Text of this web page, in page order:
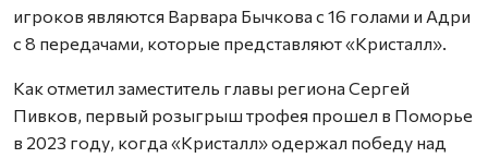
игроков являются Варвара Бычкова с 16 голами и Адри
с 8 передачами, которые представляют «Кристалл».
Как отметил заместитель главы региона Сергей
Пивков, первый розыгрыш трофея прошел в Поморье
в 2023 году, когда «Кристалл» одержал победу над